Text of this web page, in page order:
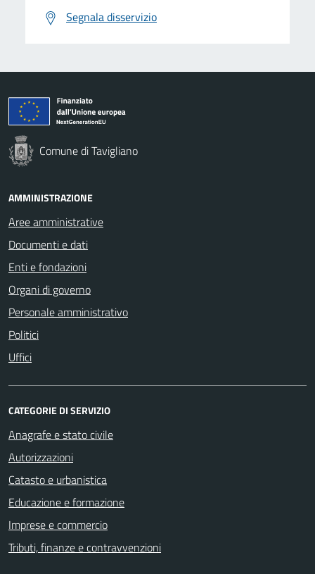
Segnala disservizio
Comune di Tavigliano
AMMINISTRAZIONE
Aree amministrative
Documenti e dati
Enti e fondazioni
Organi di governo
Personale amministrativo
Politici
Uffici
CATEGORIE DI SERVIZIO
Anagrafe e stato civile
Autorizzazioni
Catasto e urbanistica
Educazione e formazione
Imprese e commercio
Tributi, finanze e contravvenzioni